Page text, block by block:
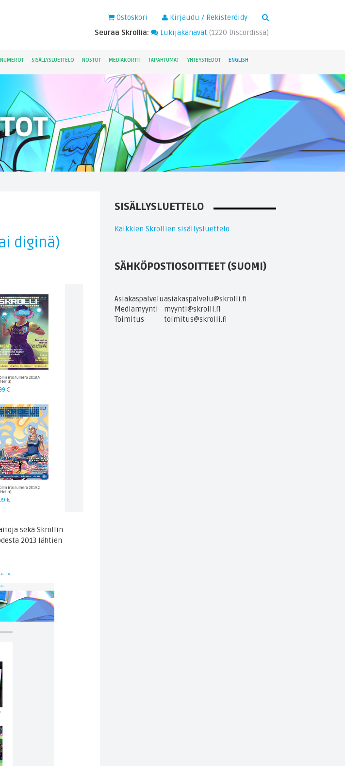
Kirjaudu / Rekisteröidy
Ostoskori
Seuraa Skrollia:
Lukijakanavat (1220 Discordissa)
SISÄLLYSLUETTELO NOSTOT MEDIAKORTTI TAPAHTUMAT YHTEYSTIEDOT ENGLISH
diginä)
sekä Skrollin
2013 lähtien
SISÄLLYSLUETTELO
Kaikkien Skrollien sisällysluettelo
SÄHKÖPOSTIOSOITTEET (SUOMI)
Asiakaspalveluasiakaspalvelu@skrolli.fi
Mediamyynti
myynti@skrolli.fi
Toimitus
toimitus@skrolli.fi